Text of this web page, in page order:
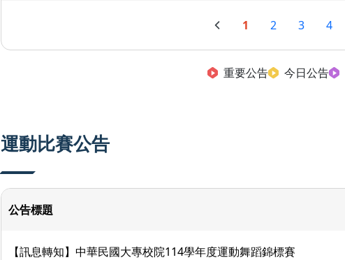
1 2 3 4
重要公告 今日公告
運動比賽公告
公告標題
【訊息轉知】中華民國大專校院114學年度運動舞蹈錦標賽